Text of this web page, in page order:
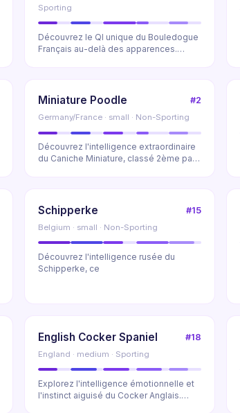
Sporting
Découvrez le QI unique du Bouledogue
Français au-delà des apparences.
Miniature Poodle #2
Germany/France · small · Non-Sporting
Découvrez l'intelligence extraordinaire
du Caniche Miniature, classé 2ème par
Schipperke #15
Belgium · small · Non-Sporting
Découvrez l'intelligence rusée du
Schipperke, ce
English Cocker Spaniel #18
England · medium · Sporting
Explorez l'intelligence émotionnelle et
l'instinct aiguisé du Cocker Anglais.